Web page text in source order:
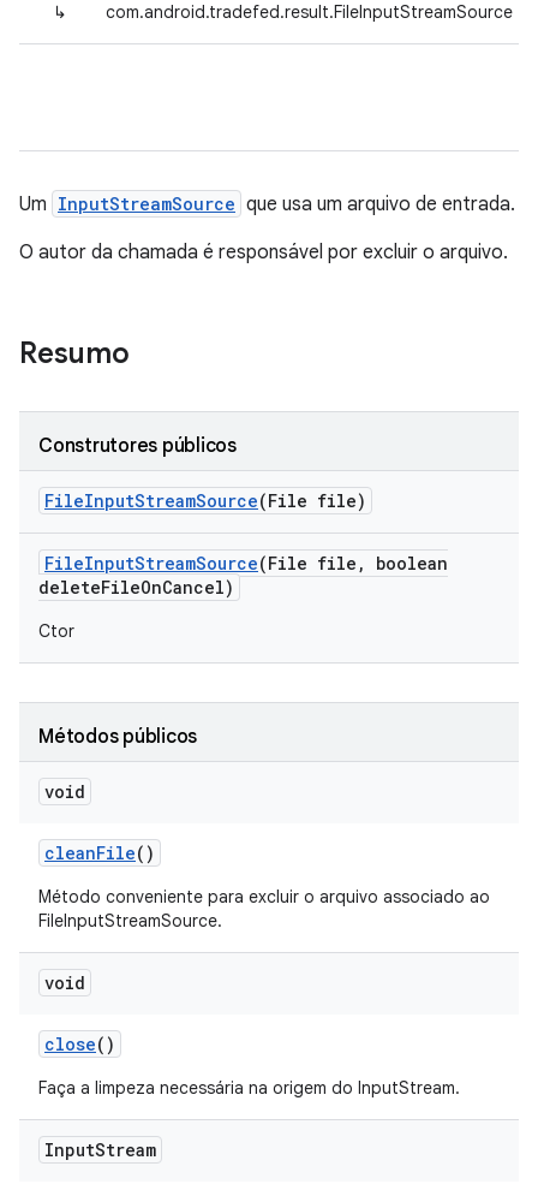
↳ com.android.tradefed.result.FileInputStreamSource
Um InputStreamSource que usa um arquivo de entrada.
O autor da chamada é responsável por excluir o arquivo.
Resumo
Construtores públicos
FileInputStreamSource(File file)
FileInputStreamSource(File file ,
boolean
deleteFileOnCancel)
Ctor
Métodos públicos
void
cleanFile()
Método conveniente para excluir o arquivo associado ao
FileInputStreamSource.
void
close()
Faça a limpeza necessária na origem do InputStream.
InputStream